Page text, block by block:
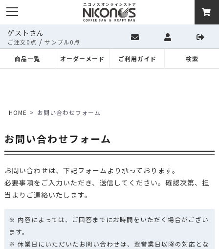
ゲストさん
ご注文0点 / サンプル0点
商品一覧
オーダーメード ご利用ガイド 検索
HOME お問い合わせフォーム
お問い合わせフォーム
お問い合わせは、下記フォームより承っております。
必要事項をご入力いただき、送信してください。確認次第、担
当よりご連絡いたします。
※ 内容によっては、ご回答までにお時間をいただく場合がござい
ます。
※ 休業日にいただいたお問い合わせは、翌営業日以降の対応とな